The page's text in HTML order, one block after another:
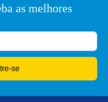
as melhores
se